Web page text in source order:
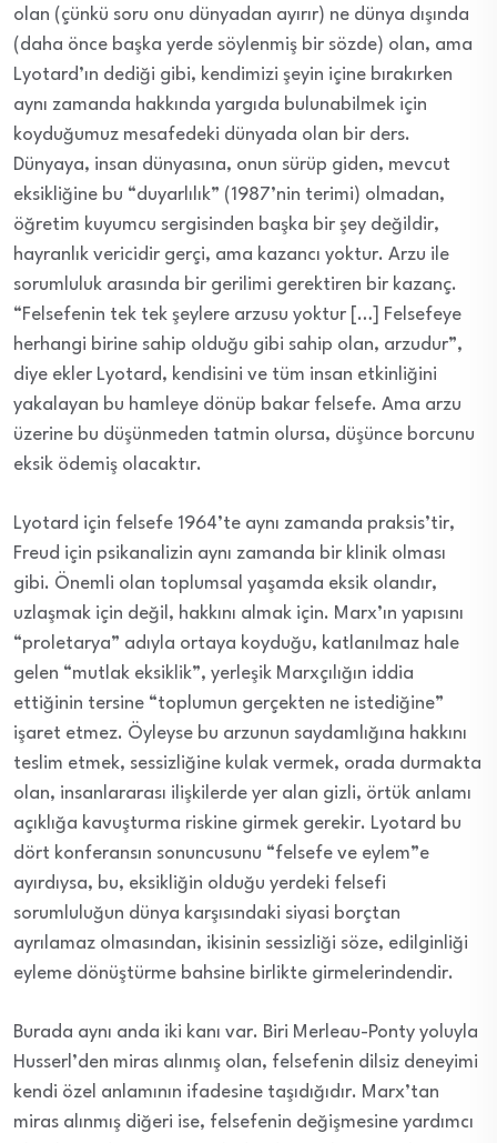
olan (çünkü soru onu dünyadan ayırır) ne dünya dışında
(daha önce başka yerde söylenmiş bir sözde) olan, ama
Lyotard’ın dediği gibi, kendimizi şeyin içine bırakırken
aynı zamanda hakkında yargıda bulunabilmek için
koyduğumuz mesafedeki dünyada olan bir ders.
Dünyaya, insan dünyasına, onun sürüp giden, mevcut
eksikliğine bu “duyarlılık” (1987’nin terimi) olmadan,
öğretim kuyumcu sergisinden başka bir şey değildir,
hayranlık vericidir gerçi, ama kazancı yoktur. Arzu ile
sorumluluk arasında bir gerilimi gerektiren bir kazanç.
“Felsefenin tek tek şeylere arzusu yoktur […] Felsefeye
herhangi birine sahip olduğu gibi sahip olan, arzudur”,
diye ekler Lyotard, kendisini ve tüm insan etkinliğini
yakalayan bu hamleye dönüp bakar felsefe. Ama arzu
üzerine bu düşünmeden tatmin olursa, düşünce borcunu
eksik ödemiş olacaktır.
Lyotard için felsefe 1964’te aynı zamanda praksis’tir,
Freud için psikanalizin aynı zamanda bir klinik olması
gibi. Önemli olan toplumsal yaşamda eksik olandır,
uzlaşmak için değil, hakkını almak için. Marx’ın yapısını
“proletarya” adıyla ortaya koyduğu, katlanılmaz hale
gelen “mutlak eksiklik”, yerleşik Marxçılığın iddia
ettiğinin tersine “toplumun gerçekten ne istediğine”
işaret etmez. Öyleyse bu arzunun saydamlığına hakkını
teslim etmek, sessizliğine kulak vermek, orada durmakta
olan, insanlararası ilişkilerde yer alan gizli, örtük anlamı
açıklığa kavuşturma riskine girmek gerekir. Lyotard bu
dört konferansın sonuncusunu “felsefe ve eylem”e
ayırdıysa, bu, eksikliğin olduğu yerdeki felsefi
sorumluluğun dünya karşısındaki siyasi borçtan
ayrılamaz olmasından, ikisinin sessizliği söze, edilginliği
eyleme dönüştürme bahsine birlikte girmelerindendir.
Burada aynı anda iki kanı var. Biri Merleau-Ponty yoluyla
Husserl’den miras alınmış olan, felsefenin dilsiz deneyimi
kendi özel anlamının ifadesine taşıdığıdır. Marx’tan
miras alınmış diğeri ise, felsefenin değişmesine yardımcı